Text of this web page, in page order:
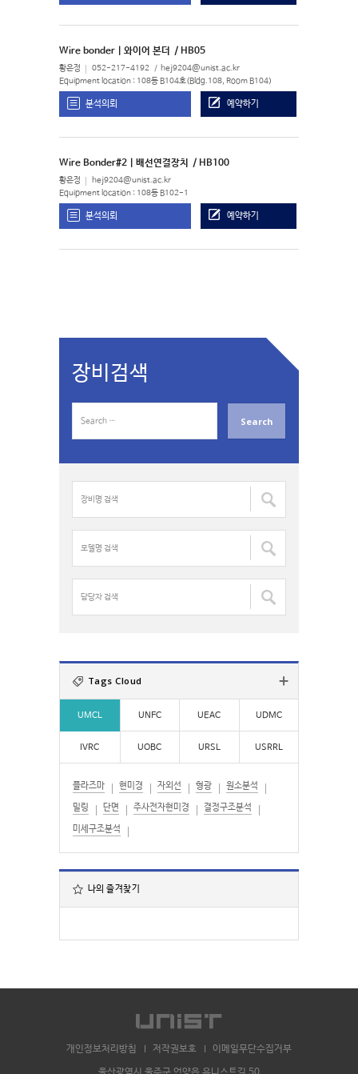
Wire bonder | 와이어 본더 / HB05
황은정 052-217-4192 hej9204@unist.ac.kr
Equipment location : 108동 B104호(Bldg.108, Room B104)
분석의뢰 예약하기
Wire Bonder#2 | 배선연결장치 / HB100
황은정 hej9204@unist.ac.kr
Equipment location : 108동 B102-1
분석의뢰 예약하기
장비검색
a
명
색
:
델
명
:자
:
Tags Cloud
UMCL UNFC UEAC UDMC
IVRC UOBC URSL USRRL
플라즈마 현미경 자외선 형광 원소분석
밀링 단면 주사전자현미경 결정구조분석
미세구조분석
나의 즐겨찾기
개인정보처리방침 저작권보호 이메일무단수집거부